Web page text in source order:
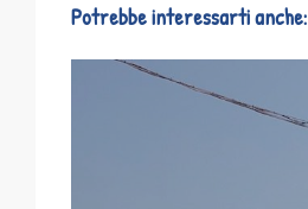
Potrebbe interessarti anche: